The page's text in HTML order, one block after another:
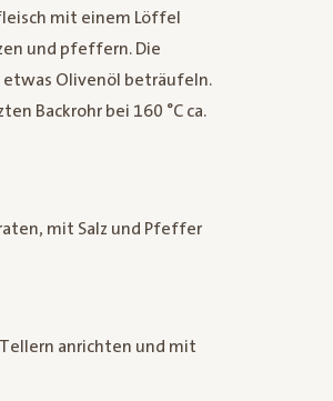
mit einem Löffel
und pfeffern. Die
Olivenöl beträufeln.
Backrohr bei 160 °C ca.
mit Salz und Pfeffer
anrichten und mit